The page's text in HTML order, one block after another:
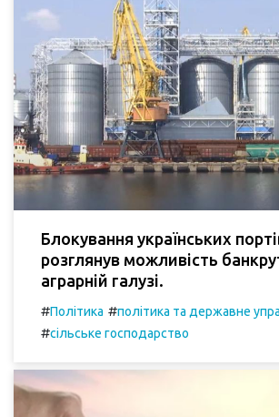
Блокування українських
розглянув можливість
аграрній галузі.
#Політика #політика та державне
#сільське господарство